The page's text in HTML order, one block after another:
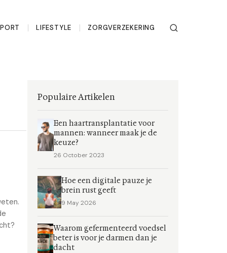
LIFESTYLE ZORGVERZEKERING
Populaire Artikelen
Een haartransplantatie voor
mannen: wanneer maak je de
keuze?
26 October 2023
Hoe een digitale pauze je
brein rust geeft
9 May 2026
Waarom gefermenteerd voedsel
beter is voor je darmen dan je
dacht